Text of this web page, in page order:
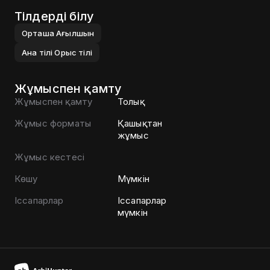
Тілдерді білу
ОрташаАғылшын
Ана тілі Орыс тілі
Жұмыспен қамту
Жұмыспен қамту
Толық
Жұмыс форматы
Қашықтан
жұмыс
Жұмыс кестесі
Көшу
Мүмкін
Іссапарлар
Іссапарлар
мүмкін